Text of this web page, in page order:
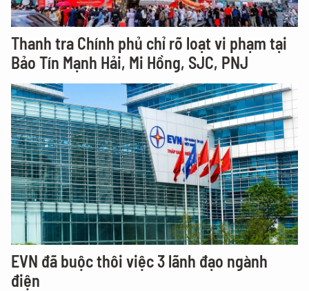
Thanh tra Chính phủ chỉ rõ loạt vi phạm tại
Bảo Tín Mạnh Hải, Mi Hồng, SJC, PNJ
EVN đã buộc thôi việc 3 lãnh đạo ngành
điện